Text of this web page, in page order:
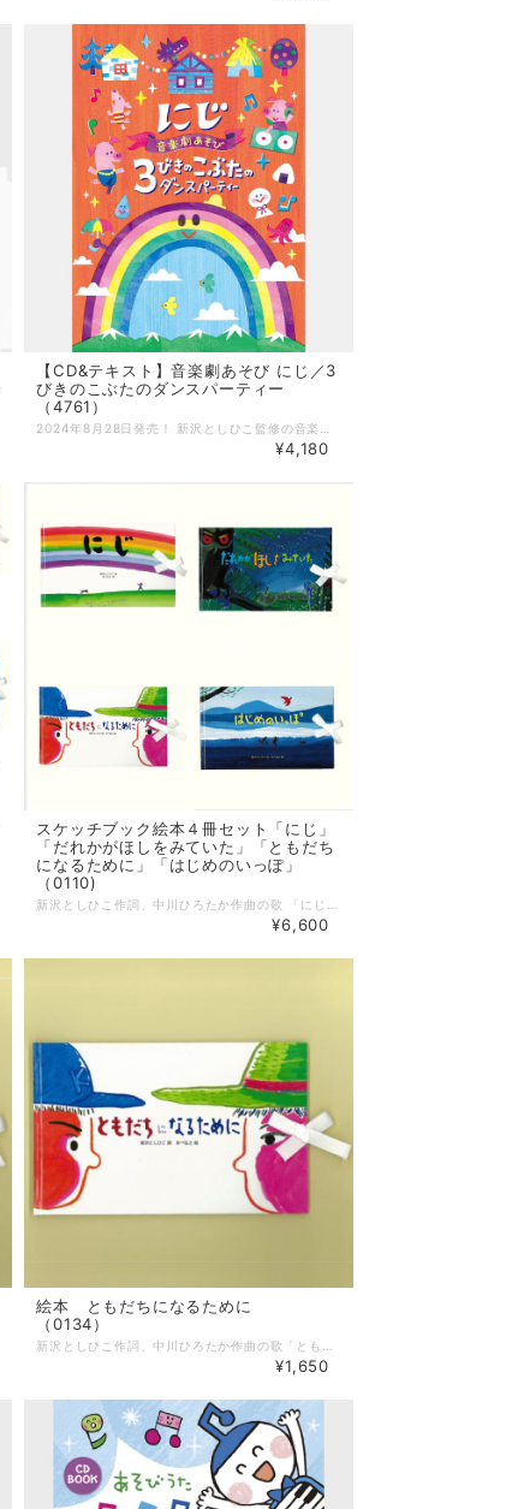
【CD&テキスト】音楽劇あそび にじ／3
びきのこぶたのダンスパーティー
（4761）
¥4,180
スケッチブック絵本４冊セット「にじ」
「だれかがほしをみていた」「ともだち
になるために」「はじめのいっぽ」
（0110)
¥6,600
絵本 ともだちになるために
（0134）
¥1,650